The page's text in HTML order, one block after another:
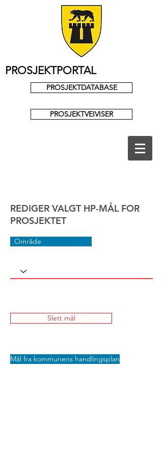
PROSJEKTPORTAL
PROSJEKTDATABASE
PROSJEKTVEIVISER
REDIGER VALGT HP-MÅL FOR
PROSJEKTET
Område
Slett mål
Mål fra kommunens handlingsplan